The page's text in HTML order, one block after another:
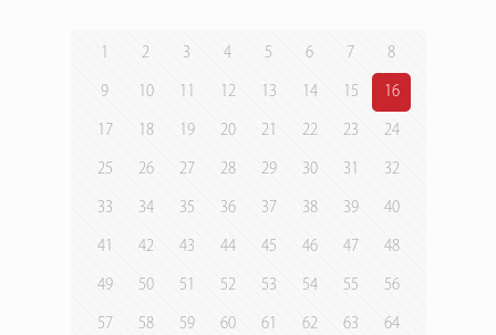
1 2 3 4 5 6 7 8
9 10 11 12 13 14 15 16
17 18 19 20 21 22 23 24
25 26 27 28 29 30 31 32
33 34 35 36 37 38 39 40
41 42 43 44 45 46 47 48
49 50 51 52 53 54 55 56
57 58 59 60 61 62 63 64